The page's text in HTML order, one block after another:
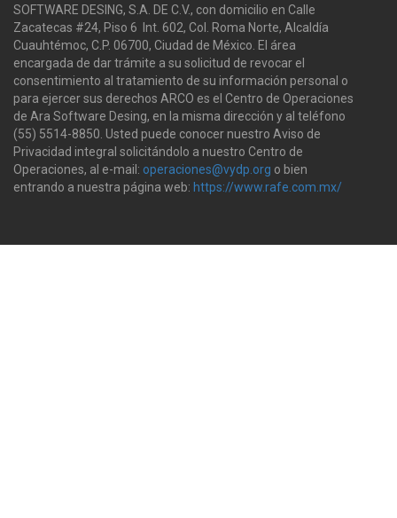
SOFTWARE DESING, S.A. DE C.V., con domicilio en Calle
Zacatecas #24, Piso 6 Int. 602, Col. Roma Norte, Alcaldía
Cuauhtémoc, C.P. 06700, Ciudad de México. El área
encargada de dar trámite a su solicitud de revocar el
consentimiento al tratamiento de su información personal o
para ejercer sus derechos ARCO es el Centro de Operaciones
de Ara Software Desing, en la misma dirección y al teléfono
(55) 5514-8850. Usted puede conocer nuestro Aviso de
Privacidad integral solicitándolo a nuestro Centro de
Operaciones, al e-mail: operaciones@vydp.org o bien
entrando a nuestra página web: https://www.rafe.com.mx/